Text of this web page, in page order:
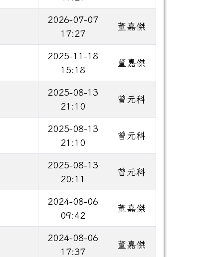
2026-07-07
17:27
董嘉傑
2025-11-18
15:18
董嘉傑
2025-08-13
21:10
曾元科
2025-08-13
21:10
曾元科
2025-08-13
20:11
曾元科
2024-08-06
09:42
董嘉傑
2024-08-06
17:37
董嘉傑